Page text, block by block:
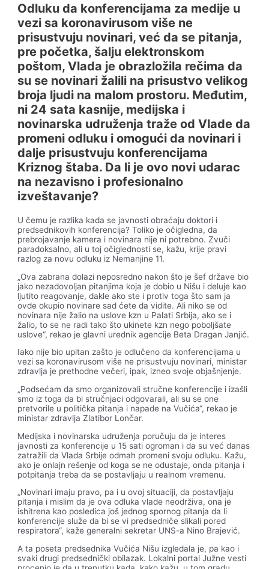
Odluku da konferencijama za medije u
vezi sa koronavirusom više ne
prisustvuju novinari, već da se pitanja,
pre početka, šalju elektronskom
poštom, Vlada je obrazložila rečima da
su se novinari žalili na prisustvo velikog
broja ljudi na malom prostoru. Međutim,
ni 24 sata kasnije, medijska i
novinarska udruženja traže od Vlade da
promeni odluku i omogući da novinari i
dalje prisustvuju konferencijama
Kriznog štaba. Da li je ovo novi udarac
na nezavisno i profesionalno
izveštavanje?
U čemu je razlika kada se javnosti obraćaju doktori i
predsednikovih konferencija? Toliko je očigledna, da
prebrojavanje kamera i novinara nije ni potrebno. Zvuči
paradoksalno, ali u toj očiglednosti se, kažu, krije pravi
razlog za novu odluku iz Nemanjine 11.
„Ova zabrana dolazi neposredno nakon što je šef države bio
jako nezadovoljan pitanjima koja je dobio u Nišu i deluje kao
ljutito reagovanje, dakle ako ste i protiv toga što sam ja
ovde okupio novinare sad ćete da vidite. Ali niko se od
novinara nije žalio na uslove kzn u Palati Srbija, ako se i
žalio, to se ne radi tako što ukinete kzn nego poboljšate
uslove“, rekao je glavni urednik agencije Beta Dragan Janjić.
Iako nije bio upitan zašto je odlučeno da konferencijama u
vezi sa koronavirusom više ne prisustvuju novinari, ministar
zdravlja je prethodne večeri, ipak, izneo svoje objašnjenje.
„Podsećam da smo organizovali stručne konferencije i izašli
smo iz toga da bi stručnjaci odgovarali, ali su se one
pretvorile u politička pitanja i napade na Vučića“, rekao je
ministar zdravlja Zlatibor Lončar.
Medijska i novinarska udruženja poručuju da je interes
javnosti za konferencije u 15 sati ogroman i da su već danas
zatražili da Vlada Srbije odmah promeni svoju odluku. Kažu,
ako je onlajn rešenje od koga se ne odustaje, onda pitanja i
potpitanja treba da se postavljaju u realnom vremenu.
„Novinari imaju pravo, pa i u ovoj situaciji, da postavljaju
pitanja i mislim da je ova odluka vlade neodrživa, ona je
ishitrena kao posledica još jednog spornog pitanja da li
konferencije služe da bi se vi predsedniče slikali pored
respiratora“, kaže generalni sekretar UNS-a Nino Brajević.
A ta poseta predsednika Vučića Nišu izgledala je, pa kao i
svaki drugi predsednički obilazak. Lokalni portal Južne vesti